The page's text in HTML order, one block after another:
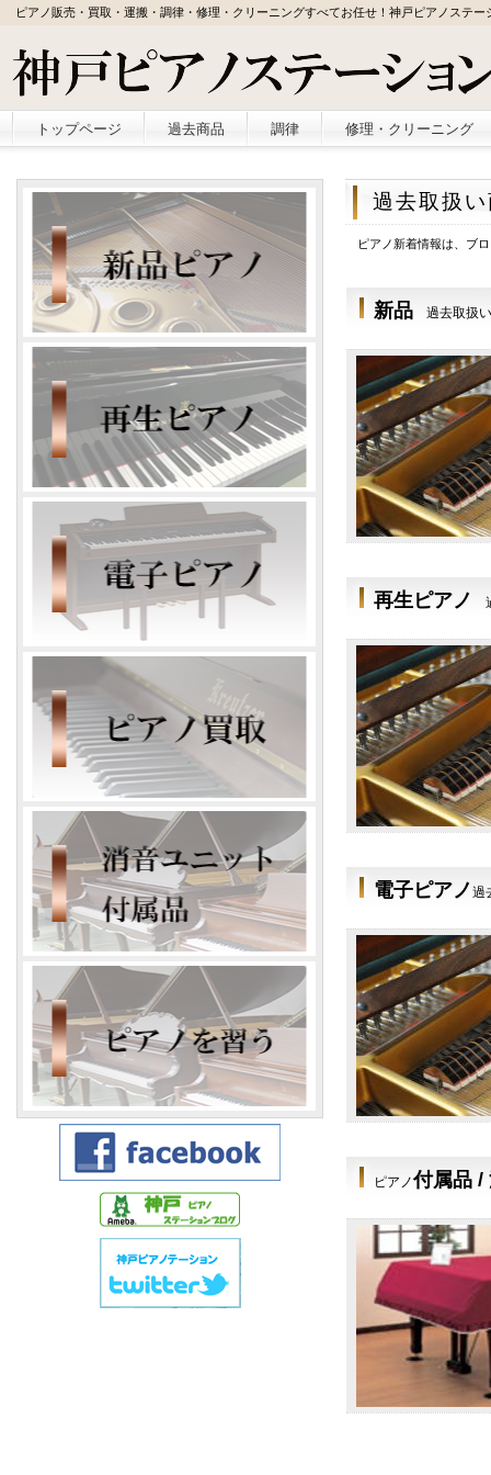
ピアノ販売・買取・運搬・調律・修理・クリーニングすべてお任せ！神戸ピアノステー
過去取扱
ピアノ新着情報は、ブ
新品 過去取扱
再生ピアノ
電子ピアノ 過
ピアノ付属品 /
トップページ 過去商品 調律 修理・クリーニング